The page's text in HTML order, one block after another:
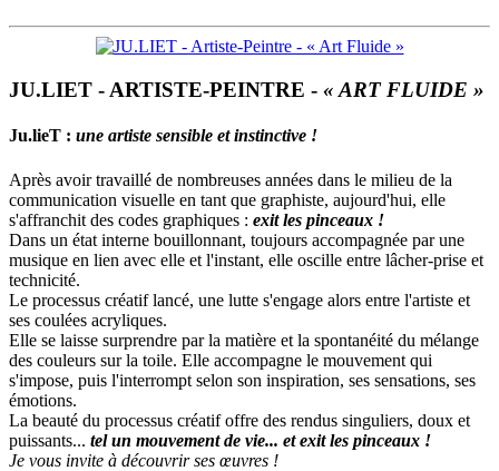
JU.LIET - ARTISTE-PEINTRE - « ART FLUIDE »
Ju.lieT : une artiste sensible et instinctive !
Après avoir travaillé de nombreuses années dans le milieu de la
communication visuelle en tant que graphiste, aujourd'hui, elle
s'affranchit des codes graphiques : exit les pinceaux !
Dans un état interne bouillonnant, toujours accompagnée par une
musique en lien avec elle et l'instant, elle oscille entre lâcher-prise et
technicité.
Le processus créatif lancé, une lutte s'engage alors entre l'artiste et
ses coulées acryliques.
Elle se laisse surprendre par la matière et la spontanéité du mélange
des couleurs sur la toile. Elle accompagne le mouvement qui
s'impose, puis l'interrompt selon son inspiration, ses sensations, ses
émotions.
La beauté du processus créatif offre des rendus singuliers, doux et
puissants... tel un mouvement de vie... et exit les pinceaux !
Je vous invite à découvrir ses œuvres !